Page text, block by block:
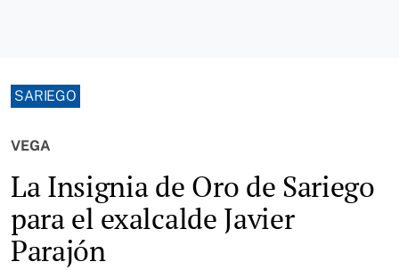
SARIEGO
VEGA
La Insignia de Oro de Sariego
para el exalcalde Javier
Parajón